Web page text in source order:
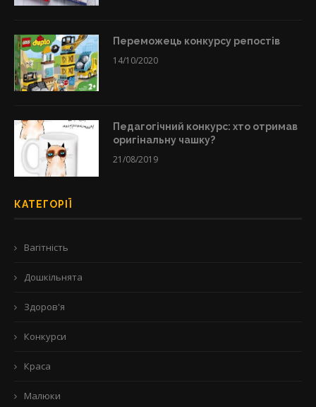
Переможець конкурсу репостів
14/10/2020
Педагогічний конкурс: хто отримав
оригінальну чашку?
21/08/2019
КАТЕГОРІЇ
Вагітність
Дошкільнята
Здоров'я
Конкурси
Краса
Малюки